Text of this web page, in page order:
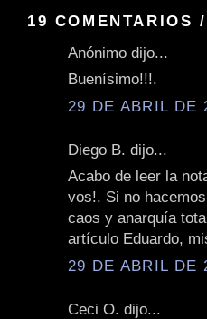
19 COMENTARIOS
Anónimo dijo...
Buenísimo!!!.
29 DE ABRIL DE
Diego B. dijo...
Acabo de leer la
vos!. Si no
caos y anarquía
artículo Eduardo,
29 DE ABRIL DE
Ceci O. dijo...